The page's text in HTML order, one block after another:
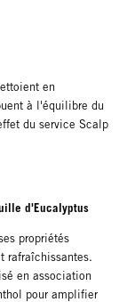
en
à l'équilibre du
du service Scalp
d'Eucalyptus
propriétés
rafraîchissantes.
en association
pour amplifier